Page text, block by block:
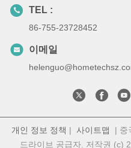
TEL :
86-755-23728452
이메일
개인 정보 정책 | 사이트맵
| 중
드라이브 공급자. 저작권 (c)